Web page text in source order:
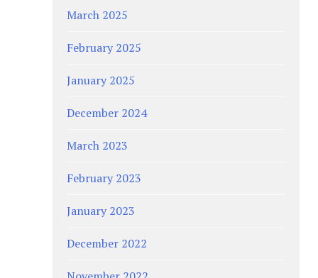
March 2025
February 2025
January 2025
December 2024
March 2023
February 2023
January 2023
December 2022